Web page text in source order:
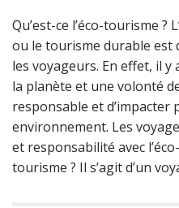
Qu’est-ce l’éco-tourisme ?
ou le tourisme durable est
les voyageurs. En effet, il
la planète et une volonté
responsable et d’impacter
environnement. Les
et responsabilité avec
tourisme ? Il s’agit d’un